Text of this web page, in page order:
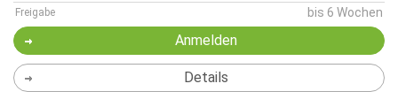
Freigabe bis 6 Wochen
Anmelden
Details